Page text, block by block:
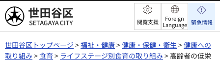
世田谷区 閲覧支援
Foreign
Language 緊急情報
世田谷区トップページ >福祉・健康>健康・保健・衛生 >健康への
取り組み >食育 > ライフステージ別食育の取り組み > 高齢者の低栄